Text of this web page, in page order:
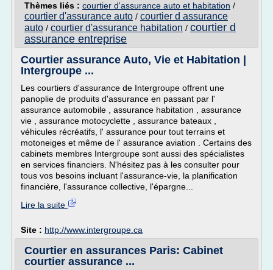
Thèmes liés : courtier d'assurance auto et habitation /
courtier d'assurance auto / courtier d assurance
auto / courtier d'assurance habitation / courtier d
assurance entreprise
Courtier assurance Auto, Vie et Habitation |
Intergroupe ...
Les courtiers d'assurance de Intergroupe offrent une
panoplie de produits d'assurance en passant par l'
assurance automobile , assurance habitation , assurance
vie , assurance motocyclette , assurance bateaux ,
véhicules récréatifs, l' assurance pour tout terrains et
motoneiges et même de l' assurance aviation . Certains des
cabinets membres Intergroupe sont aussi des spécialistes
en services financiers. N'hésitez pas à les consulter pour
tous vos besoins incluant l'assurance-vie, la planification
financière, l'assurance collective, l'épargne...
Lire la suite
Site : http://www.intergroupe.ca
Courtier en assurances Paris: Cabinet
courtier assurance ...